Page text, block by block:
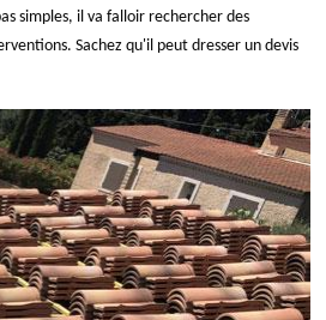
simples, il va falloir rechercher des
Sachez qu'il peut dresser un devis